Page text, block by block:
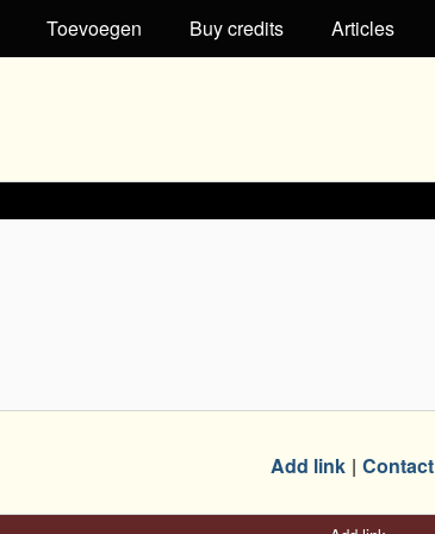
Toevoegen Buy credits Articles
Add link Contact